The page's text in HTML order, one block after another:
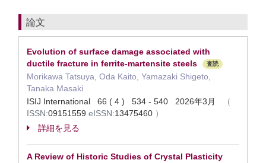
論文
Evolution of surface damage associated with
ductile fracture in ferrite-martensite steels
査読
Morikawa Tatsuya, Oda Kaito, Yamazaki Shigeto,
Tanaka Masaki
ISIJ International 66 ( 4 ) 534 - 540 2026年3月
（
ISSN:09151559 eISSN:13475460 ）
詳細を見る
A Review of Historic Studies of Crystal Plasticity